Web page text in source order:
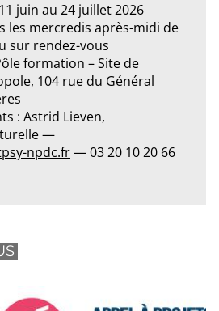
juin au 24 juillet 2026
les mercredis après-midi de
sur rendez-vous
formation – Site de
104 rue du Général
: Astrid Lieven,
—
npdc.fr— 03 20 10 20 66